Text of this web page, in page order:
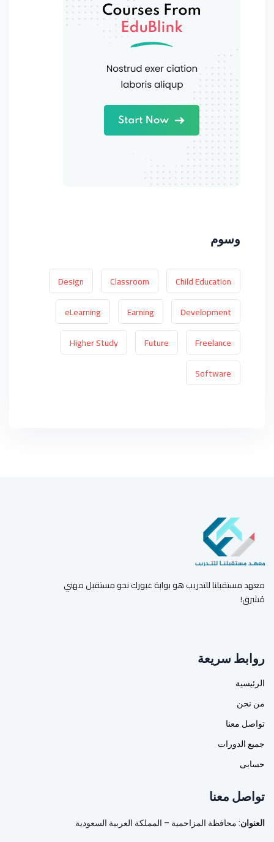
وسوم
Child Education
Classroom
Design
Development
Earning
eLearning
Freelance
Future
Higher Study
Software
معهد مستقبلنا للتدريب هو بوابة عبورك نحو مستقبل مهني
مُشرق!
روابط سريعة
الرئيسية
من نحن
تواصل معنا
جميع الدورات
حسابى
تواصل معنا
العنوان: محافظة المزاحمية – المملكة العربية السعودية